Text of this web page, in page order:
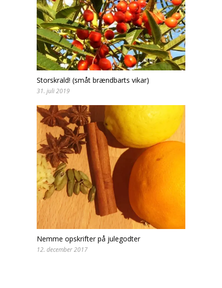
Storskrald! (småt brændbarts vikar)
31. juli 2019
Nemme opskrifter på julegodter
12. december 2017